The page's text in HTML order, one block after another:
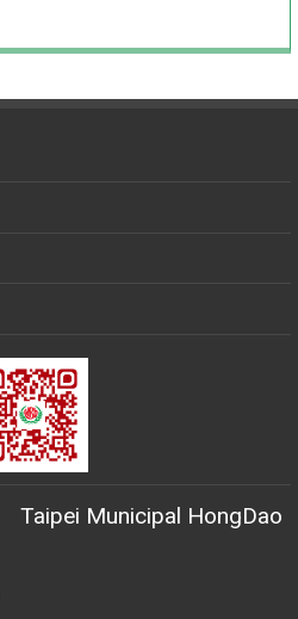
Taipei Municipal HongDao